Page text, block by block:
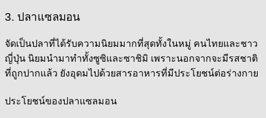
3. ปลาแซลมอน
จัดเป็นปลาที่ได้รับความนิยมมากที่สุดทั้งในหมู่ คนไทยและชาว
ญี่ปุ่น นิยมนำมาทำทั้งซูซิและซาชิมิ เพราะนอกจากจะมีรสชาติ
ที่ถูกปากแล้ว ยังอุดมไปด้วยสารอาหารที่มีประโยชน์ต่อร่างกาย
ประโยชน์ของปลาแซลมอน